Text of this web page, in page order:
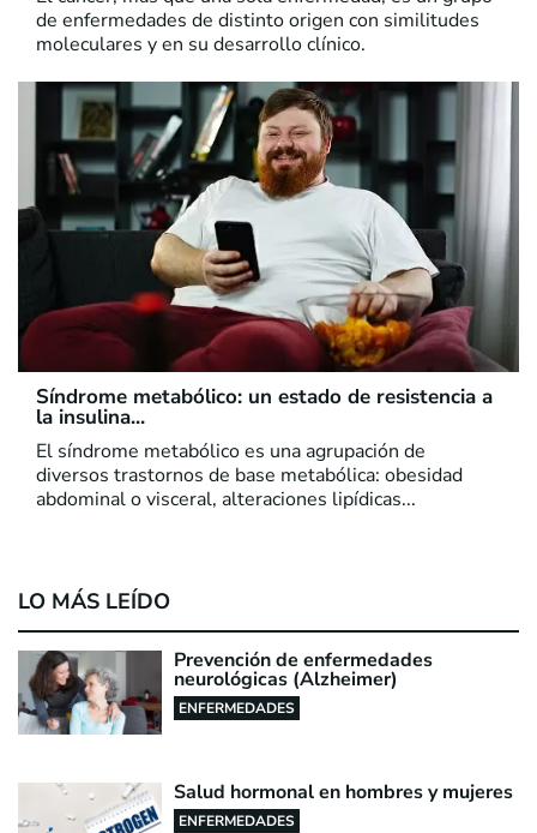
de enfermedades de distinto origen con similitudes
moleculares y en su desarrollo clínico.
Síndrome metabólico: un estado de resistencia a
la insulina...
El síndrome metabólico es una agrupación de
diversos trastornos de base metabólica: obesidad
abdominal o visceral, alteraciones lipídicas...
LO MÁS LEÍDO
Prevención de enfermedades
neurológicas (Alzheimer)
ENFERMEDADES
Salud hormonal en hombres y mujeres
ENFERMEDADES